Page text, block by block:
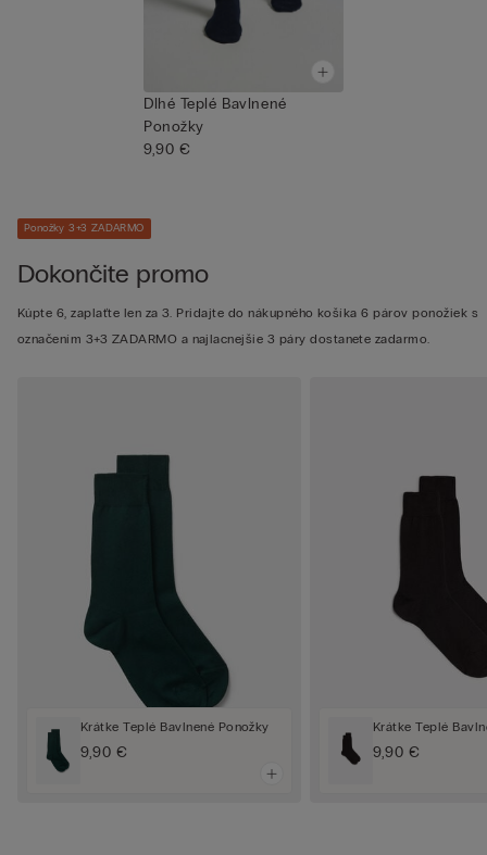
Dlhé Teplé Bavlnené
Ponožky
9,90 €
Ponožky 3+3 ZADARMO
Dokončite promo
Kúpte 6, zaplaťte len za 3. Pridajte do nákupného košíka 6 párov ponožiek s
označením 3+3 ZADARMO a najlacnejšie 3 páry dostanete zadarmo.
Krátke Teplé Bavlnené Ponožky
9,90 €
Krátke Teplé
9,90 €